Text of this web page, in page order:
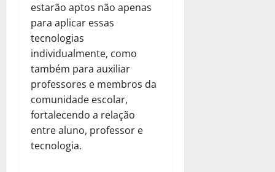
estarão aptos não apenas
para aplicar essas
tecnologias
individualmente, como
também para auxiliar
professores e membros da
comunidade escolar,
fortalecendo a relação
entre aluno, professor e
tecnologia.